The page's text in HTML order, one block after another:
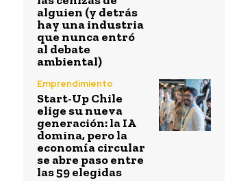
alguien (y detrás
hay una industria
que nunca entró
al debate
ambiental)
Emprendimiento
Start-Up Chile
elige su nueva
generación: la IA
domina, pero la
economía circular
se abre paso entre
las 59 elegidas